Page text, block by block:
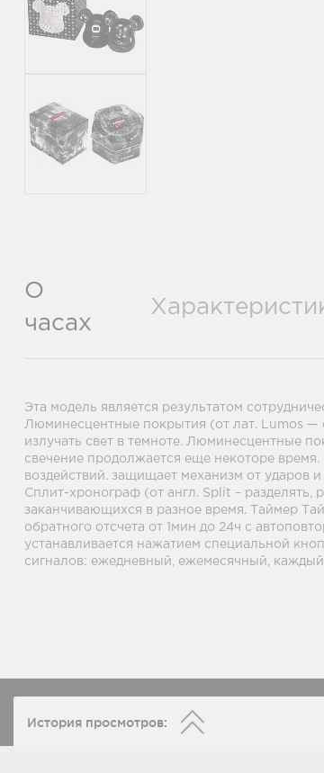
О
часах
Эта модель является результатом
Люминесцентные покрытия (от лат. Lumos —
излучать свет в темноте. Люминесцентные
свечение продолжается еще некоторе
воздействий. защищает механизм от ударов
Сплит-хронограф (от англ. Split –
заканчивающихся в разное время. Таймер
обратного отсчета от 1мин до 24ч с
устанавливается нажатием специальной
сигналов: ежедневный, ежемесячный, каждый
История просмотров: